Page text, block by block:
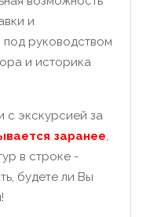
и
под руководством
и историка
с экскурсией за
заранее,
в строке -
будете ли Вы